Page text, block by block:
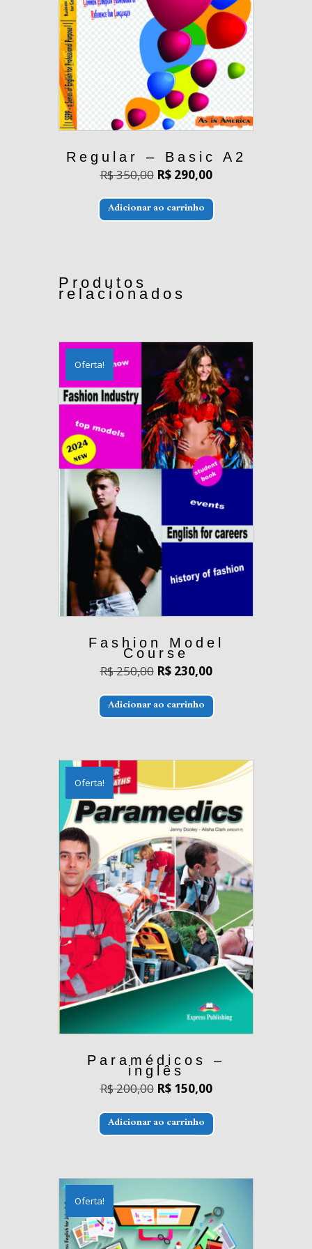
Regular – Basic A2
R$350,00 O
preço
original
era:
R$ 350,00.
R$290,00O
atual
é:
R$ 290,00.
Adicionar ao carrinho
Produtos
relacionados
Oferta!
Fashion Model
Course
R$250,00 O
preço
original
era:
R$ 250,00.
R$230,00O
atual
é:
R$ 230,00.
Adicionar ao carrinho
Oferta!
Paramédicos –
inglês
R$200,00 O
preço
original
era:
R$ 200,00.
R$150,00O
atual
é:
R$ 150,00.
Adicionar ao carrinho
Oferta!